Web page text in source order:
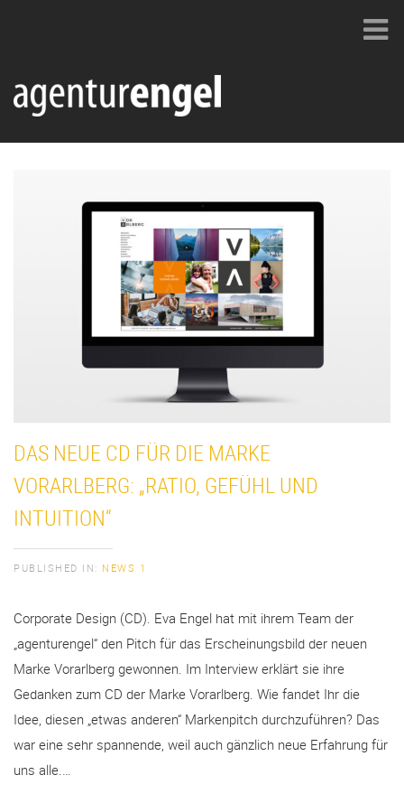
DAS NEUE CD FÜR DIE MARKE
VORARLBERG: „RATIO, GEFÜHL UND
INTUITION“
PUBLISHED IN: NEWS 1
Corporate Design (CD). Eva Engel hat mit ihrem Team der
„agenturengel“ den Pitch für das Erscheinungsbild der neuen
Marke Vorarlberg gewonnen. Im Interview erklärt sie ihre
Gedanken zum CD der Marke Vorarlberg. Wie fandet Ihr die
Idee, diesen „etwas anderen“ Markenpitch durchzuführen? Das
war eine sehr spannende, weil auch gänzlich neue Erfahrung für
uns alle.…